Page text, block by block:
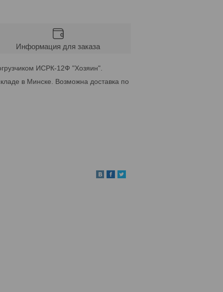
Информация для заказа
ИСРК-12Ф "Хозяин".
в Минске. Возможна доставка по